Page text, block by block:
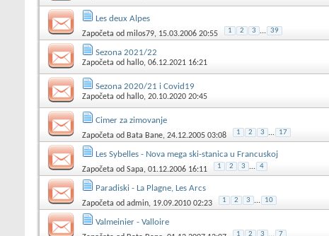
Les deux Alpes
Započeta od milos79, 15.03.2006 20:55 1 2 3 ... 39
Sezona 2021/22
Započeta od hallo, 06.12.2021 16:21
Sezona 2020/21 i Covid19
Započeta od hallo, 20.10.2020 20:45
Cimer za zimovanje
Započeta od Bata Bane, 24.12.2005 03:08 1 2 3 ... 17
Les Sybelles - Nova mega ski-stanica u Francuskoj
Započeta od Sapa, 01.12.2006 16:11 1 2 3 ... 4
Paradiski - La Plagne, Les Arcs
Započeta od admin, 19.09.2010 02:23 1 2 3 ... 10
Valmeinier - Valloire
1 2 3 7